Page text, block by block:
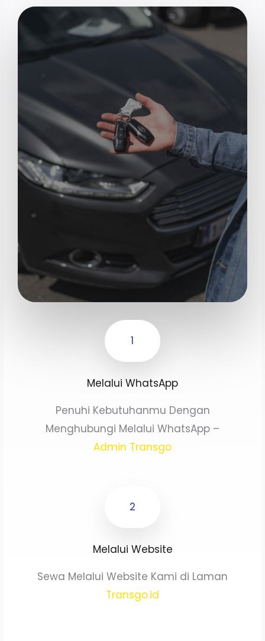
1
Melalui WhatsApp
Penuhi Kebutuhanmu Dengan
Menghubungi Melalui WhatsApp –
Admin Transgo
2
Melalui Website
Sewa Melalui Website Kami di Laman
Transgo.id